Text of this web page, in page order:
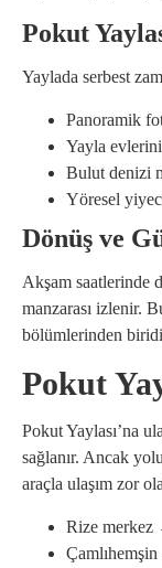
Pokut
Yaylada serbest
Panoramik
Yayla
Bulut denizi
Yöresel
Dönüş ve
Akşam saatlerinde
manzarası izlenir.
bölümlerinden
Pokut
Pokut Yaylası’na
sağlanır. Ancak
araçla ulaşım zor
Rize merkez